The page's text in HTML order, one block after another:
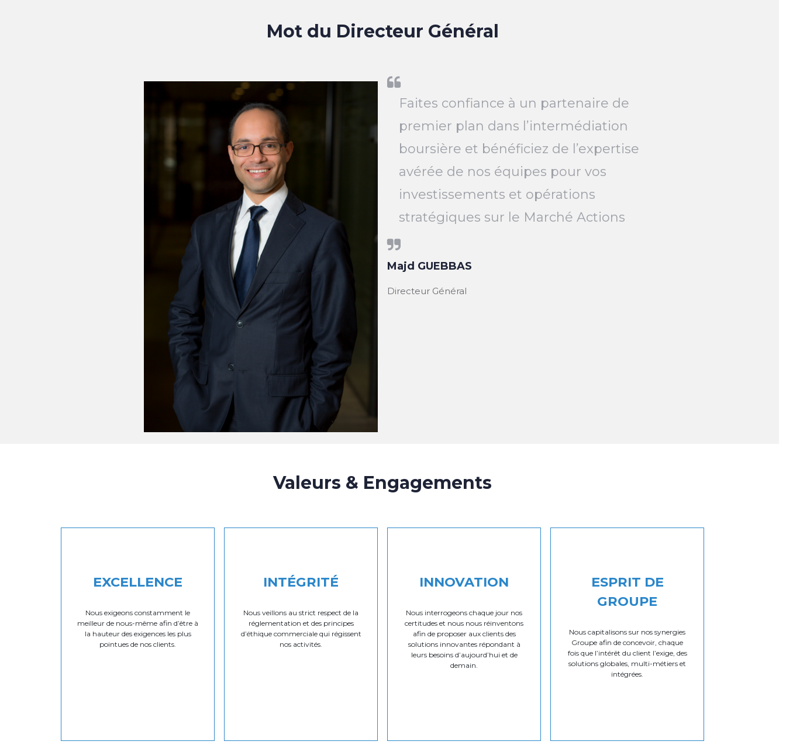
Mot du Directeur Général
Faites confiance à un partenaire de
premier plan dans l’intermédiation
boursière et bénéficiez de l’expertise
avérée de nos équipes pour vos
investissements et opérations
stratégiques sur le Marché Actions
Majd GUEBBAS
Directeur Général
Valeurs & Engagements
EXCELLENCE
Nous exigeons constamment le
meilleur de nous-même afin d’être à
la hauteur des exigences les plus
pointues de nos clients.
INTÉGRITÉ
Nous veillons au strict respect de la
réglementation et des principes
d’éthique commerciale qui régissent
nos activités.
INNOVATION
Nous interrogeons chaque jour nos
certitudes et nous nous réinventons
afin de proposer aux clients des
solutions innovantes répondant à
leurs besoins d’aujourd’hui et de
demain.
ESPRIT DE
GROUPE
Nous capitalisons sur nos synergies
Groupe afin de concevoir, chaque
fois que l’intérêt du client l’exige, des
solutions globales, multi-métiers et
intégrées.